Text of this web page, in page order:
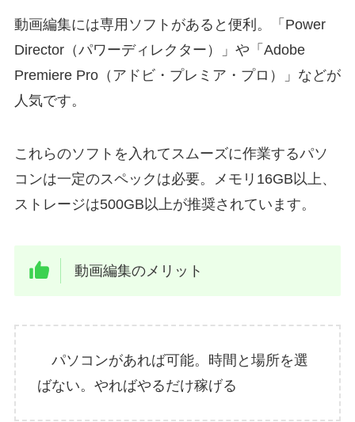
動画編集には専用ソフトがあると便利。「Power
Director（パワーディレクター）」や「Adobe
Premiere Pro（アドビ・プレミア・プロ）」などが
人気です。
これらのソフトを入れてスムーズに作業するパソ
コンは一定のスペックは必要。メモリ16GB以上、
ストレージは500GB以上が推奨されています。
動画編集のメリット
パソコンがあれば可能。時間と場所を選
ばない。やればやるだけ稼げる